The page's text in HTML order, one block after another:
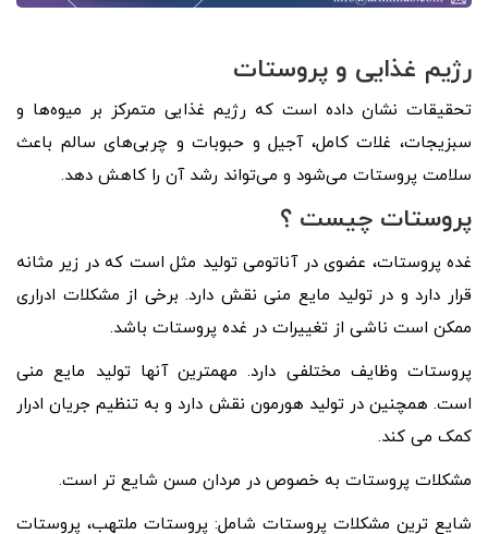
رژیم غذایی و پروستات
تحقیقات نشان داده است که رژیم غذایی متمرکز بر میوه‌ها و
سبزیجات، غلات کامل، آجیل و حبوبات و چربی‌های سالم باعث
سلامت پروستات می‌شود و می‌تواند رشد آن را کاهش دهد.
پروستات چیست ؟
غده پروستات، عضوی در آناتومی تولید مثل است که در زیر مثانه
قرار دارد و در تولید مایع منی نقش دارد. برخی از مشکلات ادراری
ممکن است ناشی از تغییرات در غده پروستات باشد.
پروستات وظایف مختلفی دارد. مهمترین آنها تولید مایع منی
است. همچنین در تولید هورمون نقش دارد و به تنظیم جریان ادرار
کمک می کند.
مشکلات پروستات به خصوص در مردان مسن شایع تر است.
شایع ترین مشکلات پروستات شامل: پروستات ملتهب، پروستات